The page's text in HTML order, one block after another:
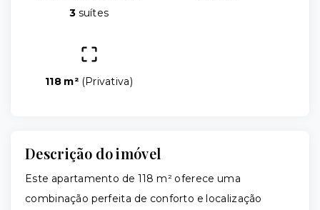
3suítes
118 m² (Privativa)
Descrição do imóvel
Este apartamento de 118 m² oferece uma
combinação perfeita de conforto e localização